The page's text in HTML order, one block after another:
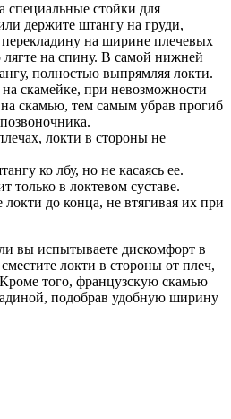
специальные стойки для
держите штангу на груди,
на ширине плечевых
лягте на спину. В самой нижней
полностью выпрямляя локти.
скамейке, при невозможности
скамью, тем самым убрав прогиб
локти в стороны не
ко лбу, но не касаясь ее.
только в локтевом суставе.
до конца, не втягивая их при
вы испытываете дискомфорт в
локти в стороны от плеч,
того, французскую скамью
подобрав удобную ширину